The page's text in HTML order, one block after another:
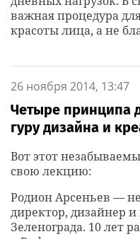
важная процедура
красоты лица, а не
26 ноября 2014, 13:47
Четыре принципа
гуру дизайна и
Вот этот
свою лекцию:
Родион Арсеньев —
директор, дизайнер
Зеленограда. 10 лет